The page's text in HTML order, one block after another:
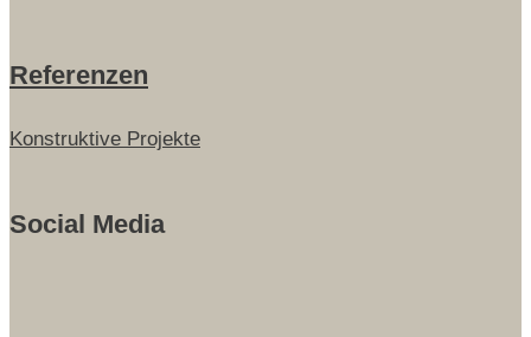
Referenzen
Konstruktive Projekte
Social Media